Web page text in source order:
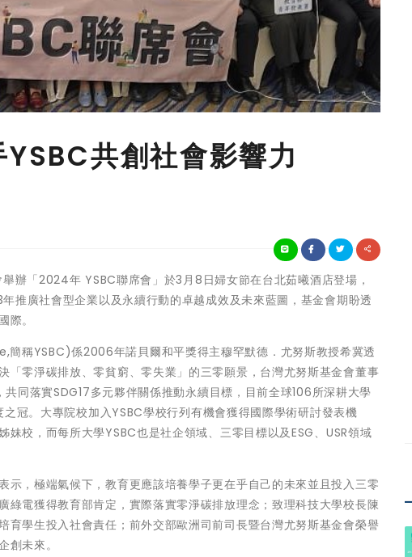
共創社會影響力
辦「2024年 YSBC聯席會」於3月8日婦女節在台北茹曦酒店登場，
推廣社會型企業以及永續行動的卓越成效及未來藍圖，基金會期盼透
。
稱YSBC)係2006年諾貝爾和平獎得主穆罕默德．尤努斯教授希冀透
「零淨碳排放、零貧窮、零失業」的三零願景，台灣尤努斯基金會董事
同落實SDG17多元夥伴關係推動永續目標，目前全球106所深耕大學
冠。大專院校加入YSBC學校行列有機會獲得國際學術研討發表機
校，而每所大學YSBC也是社企領域、三零目標以及ESG、USR領域
，極端氣候下，教育更應該培養學子更在乎自己的未來並且投入三零
電獲得教育部肯定，實際落實零淨碳排放理念；致理科技大學校長陳
學生投入社會責任；前外交部歐洲司前司長暨台灣尤努斯基金會榮譽
創未來。